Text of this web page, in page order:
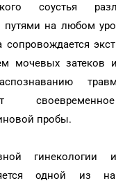
соустья
на любом
сопровождается
мочевых затеков
пробы.
гинекологии
одной из